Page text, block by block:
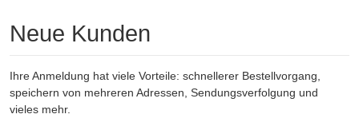
Neue Kunden
Ihre Anmeldung hat viele Vorteile: schnellerer Bestellvorgang,
speichern von mehreren Adressen, Sendungsverfolgung und
vieles mehr.